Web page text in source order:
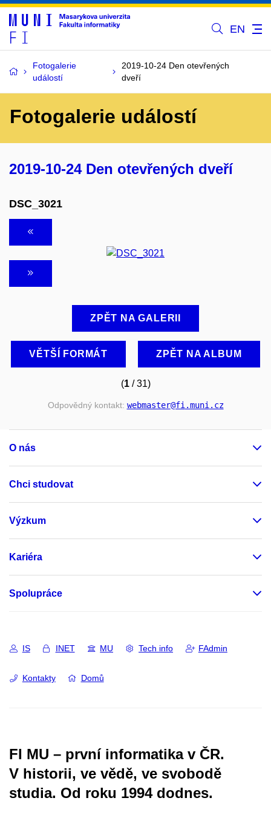
EN
Fotogalerie
událostí
2019-10-24 Den otevřených
dveří
Fotogalerie událostí
2019-10-24 Den otevřených dveří
DSC_3021
ZPĚT NA GALERII
VĚTŠÍ FORMÁT ZPĚT NA ALBUM
(1/ 31)
Odpovědný kontakt: webmaster@fi.muni.cz
O nás
Chci studovat
Výzkum
Kariéra
Spolupráce
IS INET MU Tech info FAdmin
Kontakty Domů
FI MU – první informatika v ČR.
V historii, ve vědě, ve svobodě
studia. Od roku 1994 dodnes.